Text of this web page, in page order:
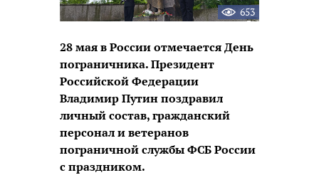
653
28 мая в России отмечается День
пограничника. Президент
Российской Федерации
Владимир Путин поздравил
личный состав, гражданский
персонал и ветеранов
пограничной службы ФСБ России
с праздником.